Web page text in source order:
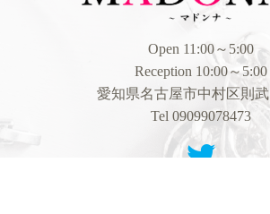
Open 11:00～5:00
Reception 10:00～5:00
愛知県名古屋市中村区則武
Tel 09099078473